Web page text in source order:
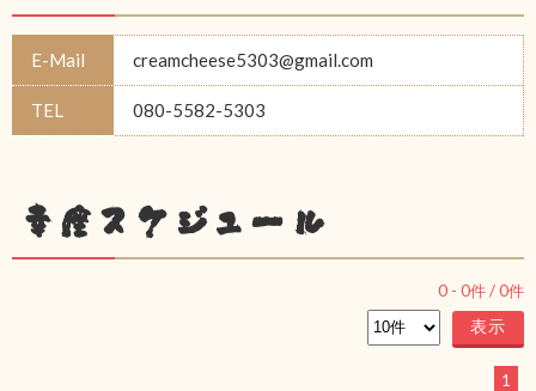
E-Mail creamcheese5303@gmail.com
TEL 080-5582-5303
幸座スケジュール
0 - 0件 /0件
1